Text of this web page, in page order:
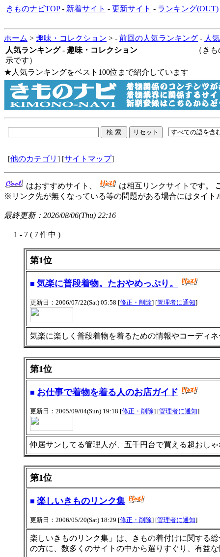
きものナビTOP- 新着サイト - 更新サイト - ランキング(OUT)
ホーム > 趣味・コレクション > - 前回の人気ランキング - 人
人気ランキング - 趣味・コレクション （きものナビに登
示です）
★人気ランキングをベスト100位まで紹介しています
[他のカテゴリ ] [サイトマップ]
はおすすめサイト、 は相互リンクサイトです。
※リンク先が無くなっている等の問題がある場合にはタイト
最終更新：2026/08/06(Thu) 22:16
1 - 7 ( 7 件中 )
第1位
■ 気楽に普段着物。たおやめっぷり。
更新日：2006/07/22(Sat) 05:58 [修正・削除] [管理者に通知]
気楽に楽しく普段着物を着るための情報やコーディ
第1位
■ お仕事で着物を着る人のお店ガイド
更新日：2005/09/04(Sun) 19:18 [修正・削除] [管理者に通知]
仲居サンしてる管理人が、五千円台で買える超おし
第1位
■ 楽しいきものリンク集
更新日：2006/05/20(Sat) 18:29 [修正・削除] [管理者に通知]
楽しいきものリンク集」は、きもの着付けに関する
の方に、数多くのサイトの中から選りすぐり、有益